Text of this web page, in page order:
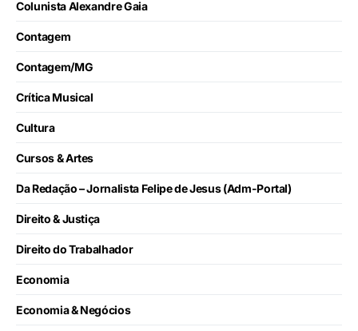
Colunista Alexandre Gaia
Contagem
Contagem/MG
Crítica Musical
Cultura
Cursos & Artes
Da Redação – Jornalista Felipe de Jesus (Adm-Portal)
Direito & Justiça
Direito do Trabalhador
Economia
Economia & Negócios